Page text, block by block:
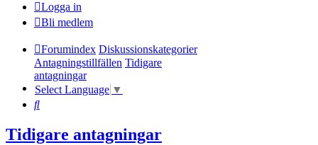
Logga in
Bli medlem
Forumindex Diskussionskategorier
Antagningstillfällen Tidigare
antagningar
Select Language ▼
Sök
Tidigare antagningar